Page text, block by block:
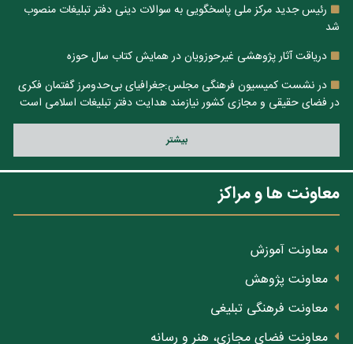
رئیس جدید مرکز ملی پاسخگویی به سوالات دینی دفتر تبلیغات منصوب
شد
دریاقت آثار پژوهشی غیرحوزویان در همایش کتاب سال حوزه
در نشست کمیسیون فرهنگی مجلس:جغرافیای بی‌حدومرز گفتمان فکری
در فضای حقیقی و مجازی کشور نیازمند هدایت دفتر تبلیغات اسلامی است
بيشتر
معاونت ها و مراکز
معاونت آموزش
معاونت پژوهش
معاونت فرهنگی تبلیغی
معاونت فضای مجازی، هنر و رسانه